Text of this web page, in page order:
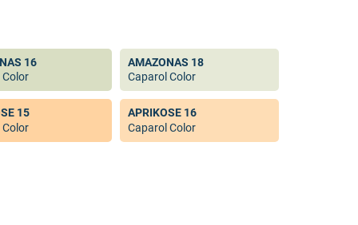
16
AMAZONAS 18
Caparol Color
15
APRIKOSE 16
Caparol Color